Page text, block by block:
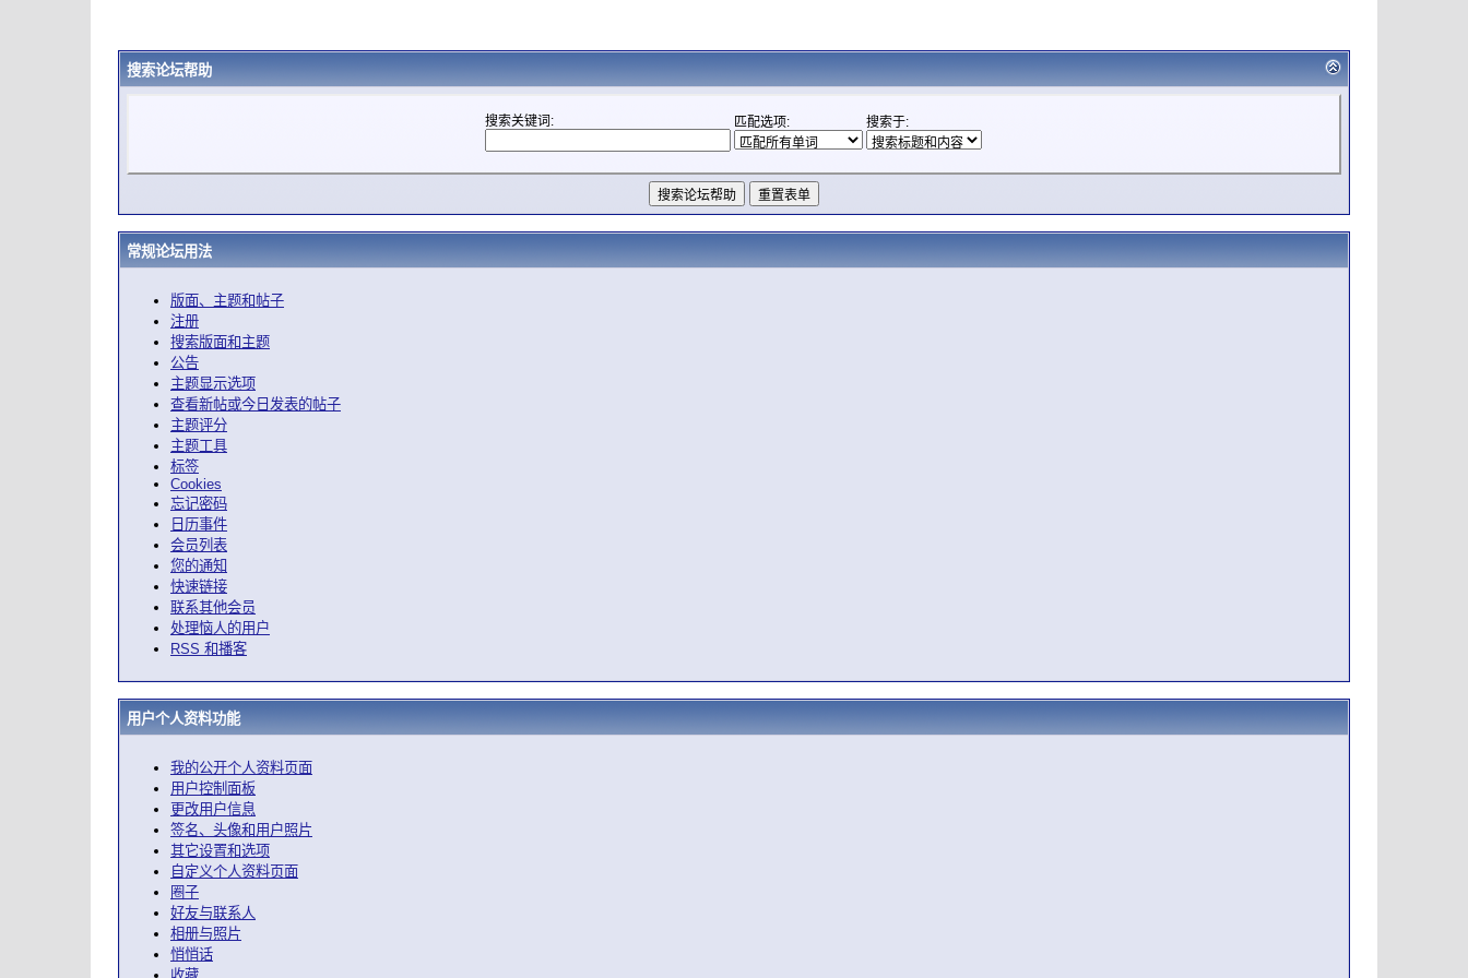
搜索论坛帮助
搜索关键词: 匹配选项: 搜索于:
常规论坛用法
版面、主题和帖子
注册
搜索版面和主题
公告
主题显示选项
查看新帖或今日发表的帖子
主题评分
主题工具
标签
Cookies
忘记密码
日历事件
会员列表
您的通知
快速链接
联系其他会员
处理恼人的用户
RSS 和播客
用户个人资料功能
我的公开个人资料页面
用户控制面板
更改用户信息
签名、头像和用户照片
其它设置和选项
自定义个人资料页面
圈子
好友与联系人
相册与照片
悄悄话